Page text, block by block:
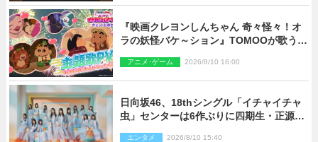
『映画クレヨンしんちゃん 奇々怪々！オ
ラの妖怪バケ～ション』TOMOOが歌う主
アニメ･ゲーム 2026/8/10 16:00
日向坂46、18thシングル「イチャイチャ
虫」センターは6作ぶりに四期生・正源司
エンタメ 2026/8/10 15:40